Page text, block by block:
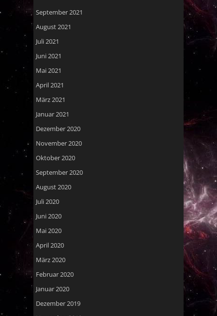
September 2021
August 2021
Juli 2021
Juni 2021
Mai 2021
April 2021
März 2021
Januar 2021
Dezember 2020
November 2020
Oktober 2020
September 2020
August 2020
Juli 2020
Juni 2020
Mai 2020
April 2020
März 2020
Februar 2020
Januar 2020
Dezember 2019